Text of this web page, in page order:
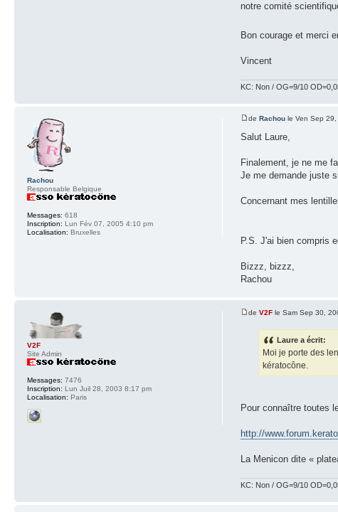
notre comité
Bon courage et merci
Vincent
KC: Non / OG=9/10
de Rachou le Ven Sep
Salut Laure,
Finalement, je ne me
Je me demande juste
Concernant mes
P.S. J'ai bien compris
Bizzz, bizzz,
Rachou
Rachou
Responsable Belgique
Messages: 618
Inscription: Lun Fév 07, 2005 4:10 pm
Localisation: Bruxelles
deV2F le Sam Sep 30,
Laure a écrit:
Moi je porte des
kératocône.
Pour connaître toutes
http://
La Menicon dite «
KC: Non / OG=9/10
V2F
Site Admin
Messages: 7476
Inscription: Lun Juil 28, 2003 8:17 pm
Localisation: Paris